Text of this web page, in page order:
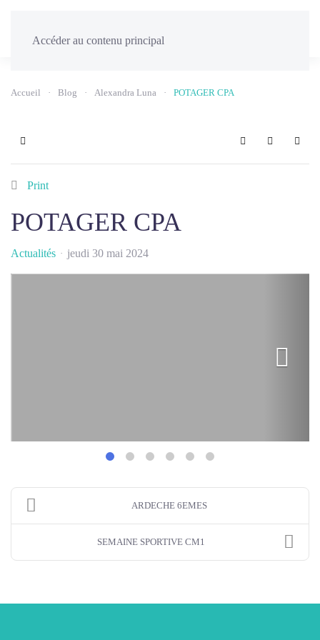
Accéder au contenu principal
Accueil Blog Alexandra Luna POTAGER CPA
Home SearchSign In
Print
POTAGER CPA
Actualités jeudi 30 mai 2024
ARDECHE 6EMES
SEMAINE SPORTIVE CM1